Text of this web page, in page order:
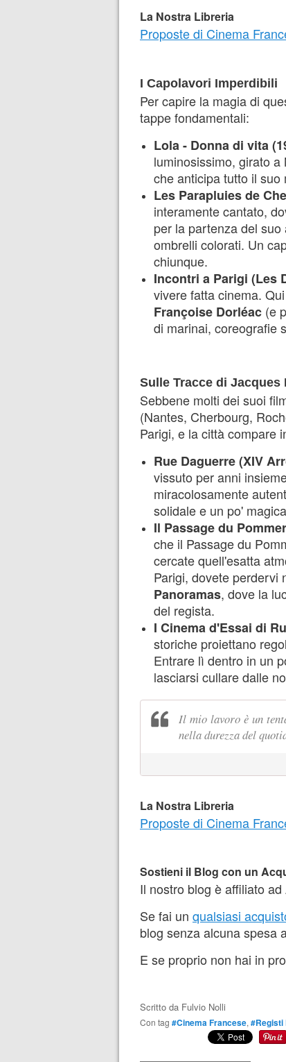
La Nostra Libreria
Proposte di Cinema
I Capolavori Imperdibili
Per capire la magia di
tappe fondamentali:
Lola - Donna di vita
luminosissimo, girato
che anticipa tutto il
Les Parapluies de
interamente cantato,
per la partenza del
ombrelli colorati. Un
chiunque.
Incontri a Parigi (Les
vivere fatta cinema.
Françoise Dorléac (e
di marinai, coreografie
Sulle Tracce di Jacques
Sebbene molti dei suoi
(Nantes, Cherbourg,
Parigi, e la città compare
Rue Daguerre (XIV
vissuto per anni
miracolosamente
solidale e un po'
Il Passage du
che il Passage du
cercate quell'esatta
Parigi, dovete perdervi
Panoramas, dove la
del regista.
I Cinema d'Essai di
storiche proiettano
Entrare lì dentro in un
lasciarsi cullare dalle
Il mio lavoro è un
nella durezza del
La Nostra Libreria
Proposte di Cinema
Sostieni il Blog con un
Il nostro blog è affiliato
Se fai un qualsiasi
blog senza alcuna spesa
E se proprio non hai in
Scritto da Fulvio Nolli
Con tag #Cinema Francese, #Registi